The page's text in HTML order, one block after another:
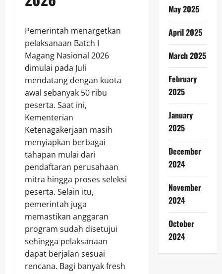
Pemerintah menargetkan
pelaksanaan Batch I
Magang Nasional 2026
dimulai pada Juli
mendatang dengan kuota
awal sebanyak 50 ribu
peserta. Saat ini,
Kementerian
Ketenagakerjaan masih
menyiapkan berbagai
tahapan mulai dari
pendaftaran perusahaan
mitra hingga proses seleksi
peserta. Selain itu,
pemerintah juga
memastikan anggaran
program sudah disetujui
sehingga pelaksanaan
dapat berjalan sesuai
rencana. Bagi banyak fresh
May 2025
April 2025
March 2025
February
2025
January
2025
December
2024
November
2024
October
2024